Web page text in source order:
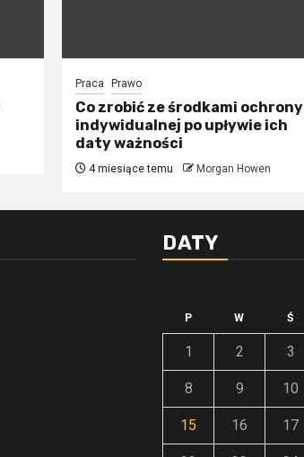
Praca Prawo
Co zrobić ze środkami ochrony
indywidualnej po upływie ich
daty ważności
4 miesiące temu Morgan Howen
DATY
P W Ś
1 2 3
8 9 10
15 16 17